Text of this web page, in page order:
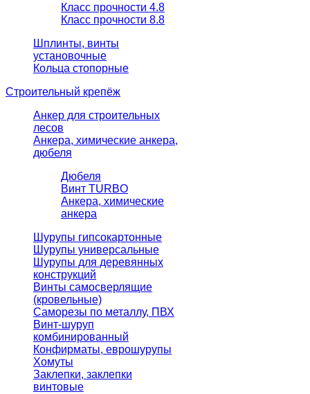
Класс прочности 4.8
Класс прочности 8.8
Шплинты, винты
установочные
Кольца стопорные
Строительный крепёж
Анкер для строительных
лесов
Анкера, химические анкера,
дюбеля
Дюбеля
Винт TURBO
Анкера, химические
анкера
Шурупы гипсокартонные
Шурупы универсальные
Шурупы для деревянных
конструкций
Винты самосверлящие
(кровельные)
Саморезы по металлу, ПВХ
Винт-шуруп
комбинированный
Конфирматы, еврошурупы
Хомуты
Заклепки, заклепки
винтовые